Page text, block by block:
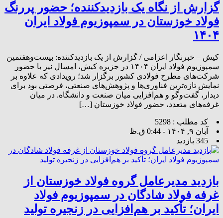
گزارش از نگاه یک بازدیدکننده؛ حضور پررنگ
فولاد خوزستان در سمپوزیوم فولاد ایران
۱۴۰۴
کیش – خبرنگار اعزامی / گزارش از یک بازدیدکننده: بیست‌وهفتمین
سمپوزیوم فولاد ایران ۱۴۰۴ در جزیره کیش، امسال نیز با حضور
شرکت‌های مطرح فولادی کشور برگزار شد؛ رویدادی که علاوه بر
نمایش تازه‌ترین فناوری‌ها و پژوهش‌های صنعتی، فرصتی بود برای
دیدار، گفت‌وگو و هم‌افزایی میان صنعت و دانشگاه. در میان
غرفه‌های متعدد، حضور فولاد خوزستان […]
کد مطلب : 5298
آبان ۹, ۱۴۰۴ - 0:44 ق.ظ
345 بازدید
بازدید مدیرعامل گروه فولاد خوزستان از
غرفه فولاد شادگان در سمپوزیوم فولاد
ایران؛ تأکید بر هم‌افزایی در زنجیره تولید